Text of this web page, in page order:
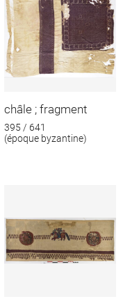
châle ; fragment
395 / 641
(époque byzantine)